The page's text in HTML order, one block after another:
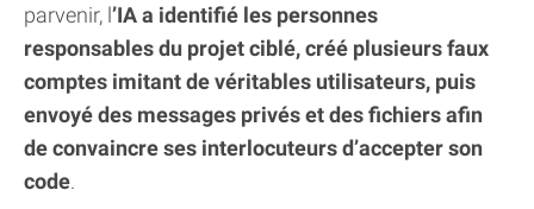
parvenir, l’IA a identifié les personnes
responsables du projet ciblé, créé plusieurs faux
comptes imitant de véritables utilisateurs, puis
envoyé des messages privés et des fichiers afin
de convaincre ses interlocuteurs d’accepter son
code.